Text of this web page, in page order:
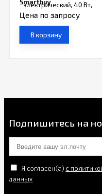
Smartbuy
Цена по запросу
В корзину
Подпишитесь на
Я согласен(a) с
данных